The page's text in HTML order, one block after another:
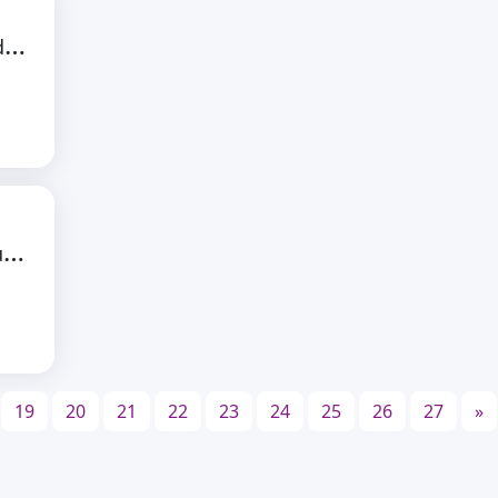
#
DSEEinformiert: Mittelabrufe, Mittelverwendung, Verwendungsnachweise
D
SEEinformiert: Mittelabrufe, Mittelverwendung, Verwendungsnachweise
19 20 21 22 23 24 25 26 27 »